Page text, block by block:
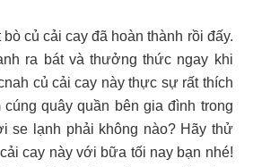
củ cải cay đã hoàn thành rồi đấy.
ra bát và thưởng thức ngay khi
củ cải cay này thực sự rất thích
quây quần bên gia đình trong
se lạnh phải không nào? Hãy thử
cay này với bữa tối nay bạn nhé!